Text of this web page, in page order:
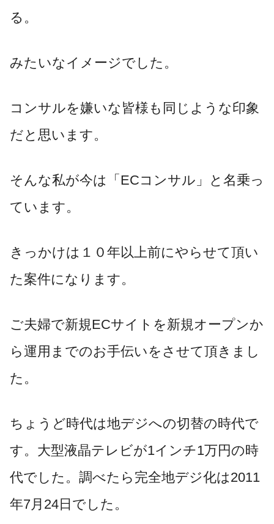
る。
みたいなイメージでした。
コンサルを嫌いな皆様も同じような印象
だと思います。
そんな私が今は「ECコンサル」と名乗っ
ています。
きっかけは１０年以上前にやらせて頂い
た案件になります。
ご夫婦で新規ECサイトを新規オープンか
ら運用までのお手伝いをさせて頂きまし
た。
ちょうど時代は地デジへの切替の時代で
す。大型液晶テレビが1インチ1万円の時
代でした。調べたら完全地デジ化は2011
年7月24日でした。